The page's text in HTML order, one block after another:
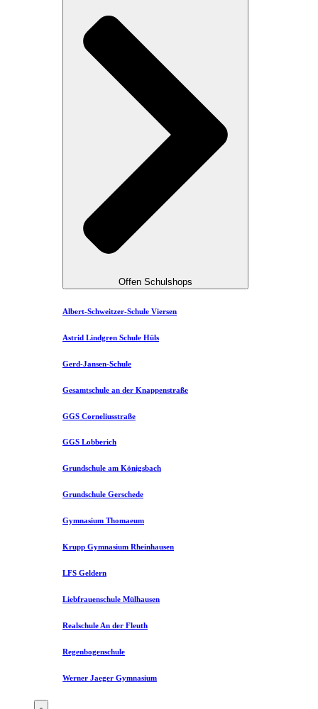
Offen Schulshops
Albert-Schweitzer-Schule Viersen
Astrid Lindgren Schule Hüls
Gerd-Jansen-Schule
Gesamtschule an der Knappenstraße
GGS Corneliusstraße
GGS Lobberich
Grundschule am Königsbach
Grundschule Gerschede
Gymnasium Thomaeum
Krupp Gymnasium Rheinhausen
LFS Geldern
Liebfrauenschule Mülhausen​
Realschule An der Fleuth
Regenbogenschule
Werner Jaeger Gymnasium